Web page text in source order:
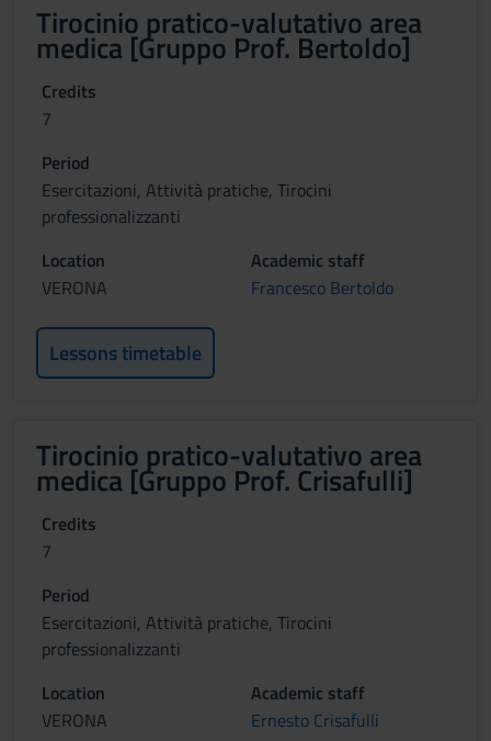
Tirocinio pratico-valutativo area
medica [Gruppo Prof. Bertoldo]
Credits
7
Period
Esercitazioni, Attività pratiche, Tirocini
professionalizzanti
Location
VERONA
Academic staff
Francesco Bertoldo
Lessons timetable
Tirocinio pratico-valutativo area
medica [Gruppo Prof. Crisafulli]
Credits
7
Period
Esercitazioni, Attività pratiche, Tirocini
professionalizzanti
Location
VERONA
Academic staff
Ernesto Crisafulli